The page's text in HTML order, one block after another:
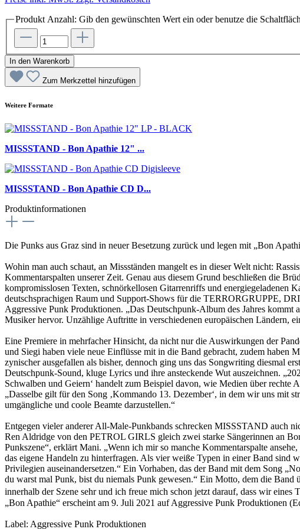
Produkt Anzahl: Gib den gewünschten Wert ein oder benutze die
In den Warenkorb
Zum Merkzettel hinzufügen
Weitere Formate
MISSSTAND - Bon Apathie 12" ...
MISSSTAND - Bon Apathie CD D...
Produktinformationen
Die Punks aus Graz sind in neuer Besetzung zurück und legen mit „Bon
Wohin man auch schaut, an Missständen mangelt es in dieser Welt nicht:
Kommentarspalten unserer Zeit. Genau aus diesem Grund beschließen die
kompromisslosen Texten, schnörkellosen Gitarrenriffs und energiegeladenen
deutschsprachigen Raum und Support-Shows für die TERRORGRUPPE,
Aggressive Punk Produktionen. „Das Deutschpunk-Album des Jahres
Musiker hervor. Unzählige Auftritte in verschiedenen europäischen Ländern,
Eine Premiere in mehrfacher Hinsicht, da nicht nur die Auswirkungen der
und Siegi haben viele neue Einflüsse mit in die Band gebracht, zudem haben
zynischer ausgefallen als bisher, dennoch ging uns das Songwriting diesmal
Deutschpunk-Sound, kluge Lyrics und ihre ansteckende Wut auszeichnen.
Schwalben und Geiern‘ handelt zum Beispiel davon, wie Medien über rechte
„Dasselbe gilt für den Song ‚Kommando 13. Dezember‘, in dem wir uns mit
umgängliche und coole Beamte darzustellen.“
Entgegen vieler anderer All-Male-Punkbands schrecken MISSSTAND auch
Ren Aldridge von den PETROL GIRLS gleich zwei starke Sängerinnen an
Punkszene“, erklärt Mani. „Wenn ich mir so manche Kommentarspalte
das eigene Handeln zu hinterfragen. Als vier weiße Typen in einer Band sind
Privilegien auseinandersetzen.“ Ein Vorhaben, das der Band mit dem Song
du warst mal Punk, bist du niemals Punk gewesen.“ Ein Motto, dem die Band
innerhalb der Szene sehr und ich freue mich schon jetzt darauf, dass wir
„Bon Apathie“ erscheint am 9. Juli 2021 auf Aggressive Punk Produktionen
Label: Aggressive Punk Produktionen